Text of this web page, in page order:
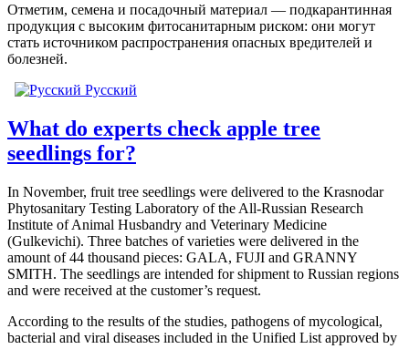
Отметим, семена и посадочный материал — подкарантинная
продукция с высоким фитосанитарным риском: они могут
стать источником распространения опасных вредителей и
болезней.
Русский
What do experts check apple tree
seedlings for?
In November, fruit tree seedlings were delivered to the Krasnodar
Phytosanitary Testing Laboratory of the All-Russian Research
Institute of Animal Husbandry and Veterinary Medicine
(Gulkevichi). Three batches of varieties were delivered in the
amount of 44 thousand pieces: GALA, FUJI and GRANNY
SMITH. The seedlings are intended for shipment to Russian regions
and were received at the customer’s request.
According to the results of the studies, pathogens of mycological,
bacterial and viral diseases included in the Unified List approved by